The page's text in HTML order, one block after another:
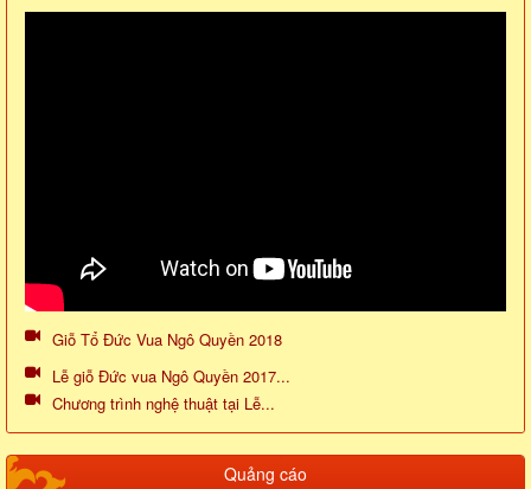
Giỗ Tổ Đức Vua Ngô Quyền 2018
Lễ giỗ Đức vua Ngô Quyền 2017...
Chương trình nghệ thuật tại Lễ...
Quảng cáo